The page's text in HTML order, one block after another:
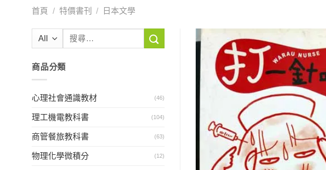
首頁 / 特價書刊 / 日本文學
鍵
商品分類
心理社會通識教材 (46)
理工機電教科書 (104)
商管餐旅教科書 (63)
物理化學微積分 (12)